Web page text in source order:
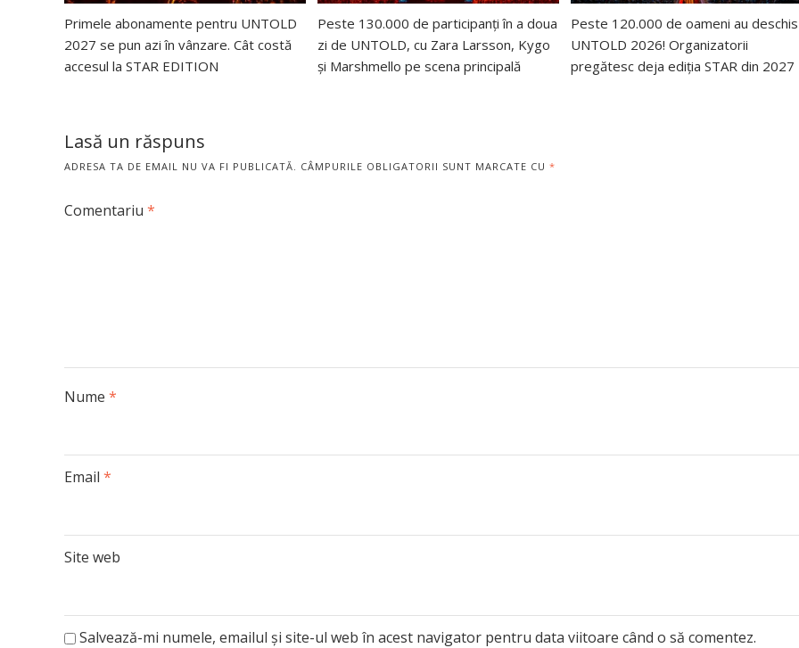
Primele abonamente pentru UNTOLD
2027 se pun azi în vânzare. Cât costă
accesul la STAR EDITION
Peste 130.000 de participanți în a doua
zi de UNTOLD, cu Zara Larsson, Kygo
și Marshmello pe scena principală
Peste 120.000 de oameni au deschis
UNTOLD 2026! Organizatorii
pregătesc deja ediția STAR din 2027
Lasă un răspuns
ADRESA TA DE EMAIL NU VA FI PUBLICATĂ. CÂMPURILE OBLIGATORII SUNT MARCATE CU *
Comentariu *
Nume *
Email *
Site web
Salvează-mi numele, emailul și site-ul web în acest navigator pentru data viitoare când o să comentez.